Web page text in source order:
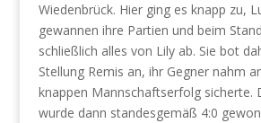
Wiedenbrück. Hier ging es knapp zu,
gewannen ihre Partien und beim
schließlich alles von Lily ab. Sie bot
Stellung Remis an, ihr Gegner nahm
knappen Mannschaftserfolg sicherte.
wurde dann standesgemäß 4:0